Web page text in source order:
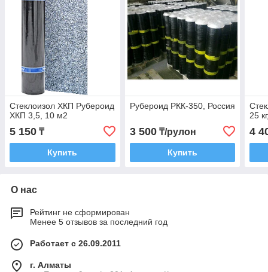
Стеклоизол ХКП Рубероид
ХКП 3,5, 10 м2
5 150 ₸
Купить
Рубероид РКК-350, Россия
3 500₸/рулон
Купить
25
4
О нас
Рейтинг не сформирован
Менее 5 отзывов за последний год
Работает с 26.09.2011
г. Алматы